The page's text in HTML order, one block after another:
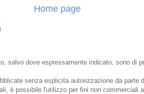
Home page
salvo dove espressamente indicato, sono di
senza esplicita autorizzazione da parte
è possibile l'utilizzo per fini non commerciali